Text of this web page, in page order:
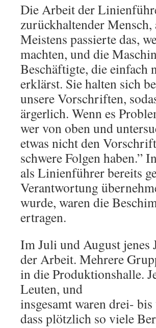
Die Arbeit der
zurückhaltender
Meistens passierte das,
machten, und die
Beschäftigte, die einfach
erklärst. Sie halten sich
unsere Vorschriften,
ärgerlich. Wenn es
wer von oben und
etwas nicht den
schwere Folgen haben.”
als Linienführer bereits
Verantwortung
wurde, waren die
ertragen.
Im Juli und August jenes
der Arbeit. Mehrere
in die Produktionshalle.
Leuten, und
insgesamt waren drei-
dass plötzlich so viele